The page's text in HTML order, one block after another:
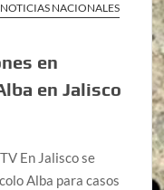
NOTICIAS NACIONALES
en
en Jalisco
En Jalisco se
Alba para casos